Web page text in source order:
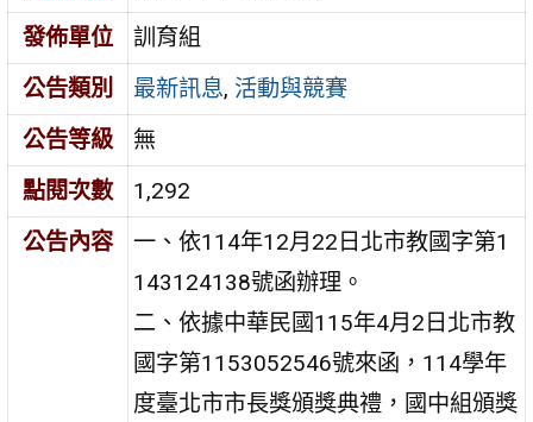
發佈單位
訓育組
公告類別
最新訊息, 活動與競賽
公告等級
無
點閱次數
1,292
公告內容
一、依114年12月22日北市教國字第1
143124138號函辦理。
二、依據中華民國115年4月2日北市教
國字第1153052546號來函，114學年
度臺北市市長獎頒獎典禮，國中組頒獎